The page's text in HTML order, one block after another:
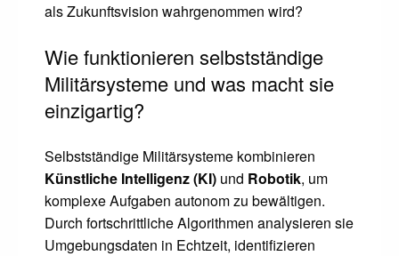
als Zukunftsvision wahrgenommen wird?
Wie funktionieren selbstständige
Militärsysteme und was macht sie
einzigartig?
Selbstständige Militärsysteme kombinieren
Künstliche Intelligenz (KI) und Robotik, um
komplexe Aufgaben autonom zu bewältigen.
Durch fortschrittliche Algorithmen analysieren sie
Umgebungsdaten in Echtzeit, identifizieren